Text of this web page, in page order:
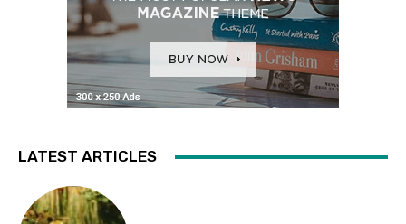
LATEST ARTICLES